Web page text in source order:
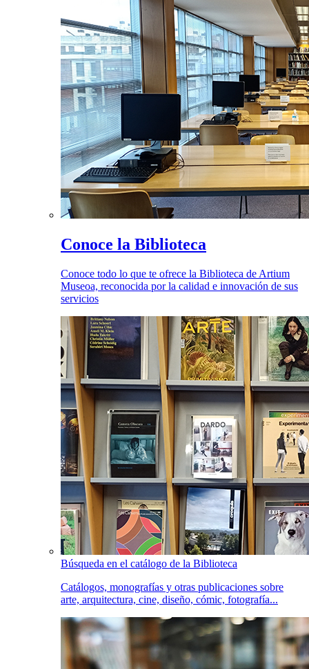
Conoce la Biblioteca
Conoce todo lo que te ofrece la Biblioteca de Artium
Museoa, reconocida por la calidad e innovación de sus
servicios
Búsqueda en el catálogo de la Biblioteca
Catálogos, monografías y otras publicaciones sobre
arte, arquitectura, cine, diseño, cómic, fotografía...